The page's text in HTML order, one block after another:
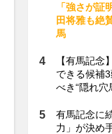
「強さが証
田将雅も絶
馬
【有馬記念
できる候補
べき“隠れ穴
有馬記念に
力」が決め